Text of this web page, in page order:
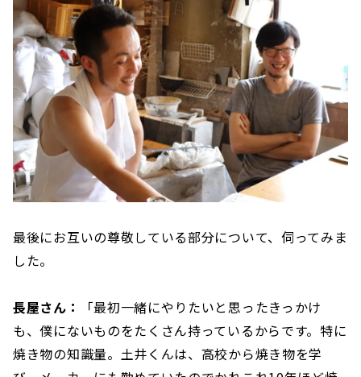
最後にお互いの尊敬している部分について、伺ってみま
した。
長屋さん：
「最初一緒にやりたいと思ったきっかけ
も、僕にないものをたくさん持っているからです。特に
焼き物の知識量。土井くんは、高校から焼き物を学